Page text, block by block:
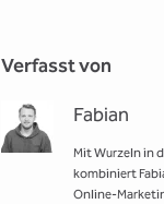
Verfasst von
Fabian
Mit Wurzeln in
kombiniert
Online-